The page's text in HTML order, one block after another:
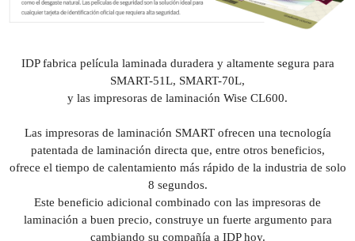
IDP fabrica película laminada duradera y altamente segura para
SMART-51L, SMART-70L,
y las impresoras de laminación Wise CL600.
Las impresoras de laminación SMART ofrecen una tecnología
patentada de laminación directa que, entre otros beneficios,
ofrece el tiempo de calentamiento más rápido de la industria de solo
8 segundos.
Este beneficio adicional combinado con las impresoras de
laminación a buen precio, construye un fuerte argumento para
cambiando su compañía a IDP hoy.